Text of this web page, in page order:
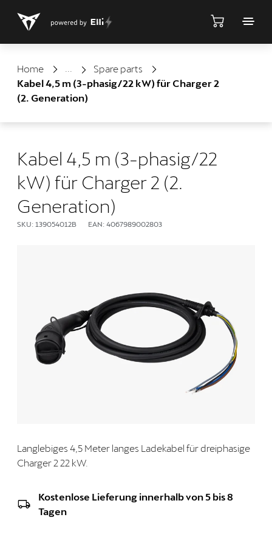
Home ShopSpare parts
Kabel 4,5 m (3-phasig/22 kW) für Charger 2
(2. Generation)
Kabel 4,5 m (3-phasig/22
kW) für Charger 2 (2.
Generation)
SKU: 139054012B EAN: 4067989002803
Langlebiges 4,5 Meter langes Ladekabel für dreiphasige
Charger 2 22 kW.
Kostenlose Lieferung innerhalb von 5 bis 8
Tagen